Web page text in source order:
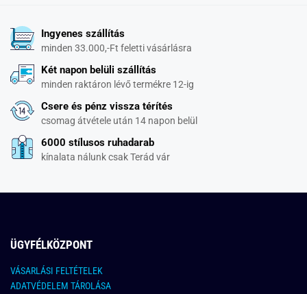
Ingyenes szállítás
minden 33.000,-Ft feletti vásárlásra
Két napon belüli szállítás
minden raktáron lévő termékre 12-ig
Csere és pénz vissza térítés
csomag átvétele után 14 napon belül
6000 stílusos ruhadarab
kínalata nálunk csak Terád vár
ÜGYFÉLKÖZPONT
VÁSARLÁSI FELTÉTELEK
ADATVÉDELEM TÁROLÁSA